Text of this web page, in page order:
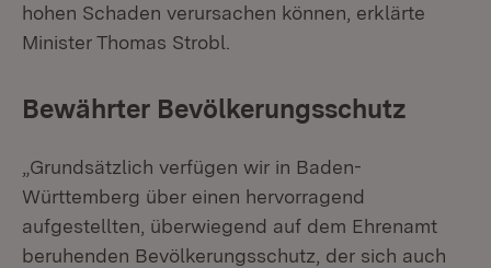
hohen Schaden verursachen können, erklärte
Minister Thomas Strobl.
Bewährter Bevölkerungsschutz
„Grundsätzlich verfügen wir in Baden-
Württemberg über einen hervorragend
aufgestellten, überwiegend auf dem Ehrenamt
beruhenden Bevölkerungsschutz, der sich auch